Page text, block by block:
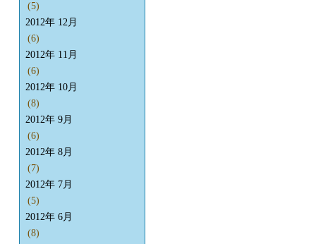
(5)
2012年 12月
(6)
2012年 11月
(6)
2012年 10月
(8)
2012年 9月
(6)
2012年 8月
(7)
2012年 7月
(5)
2012年 6月
(8)